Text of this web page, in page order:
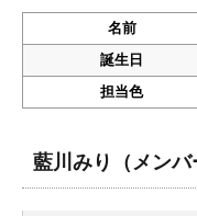
名前
誕生日
担当色
藍川みり（メンバ